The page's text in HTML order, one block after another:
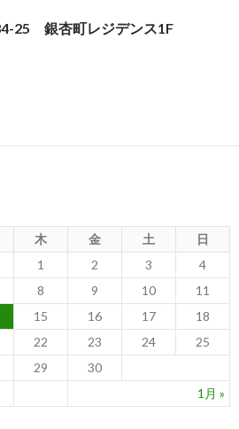
25 銀杏町レジデンス1F
木 金 土 日
1月 »
1 2 3
4
8 9 10
11
15 16 17
18
22 23 24
25
29 30